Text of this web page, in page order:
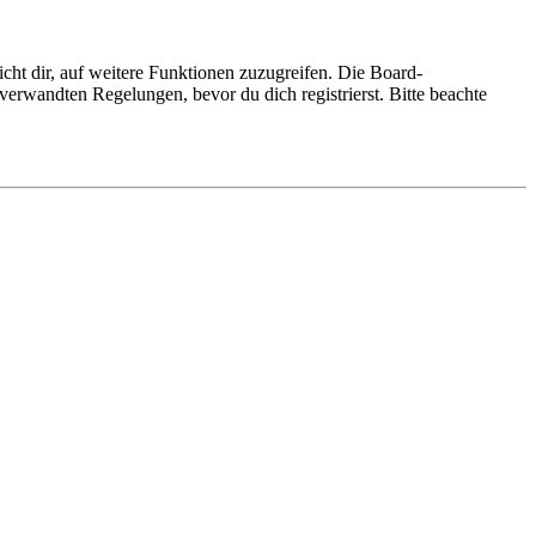
dir, auf weitere Funktionen zuzugreifen. Die Board-
Regelungen, bevor du dich registrierst. Bitte beachte